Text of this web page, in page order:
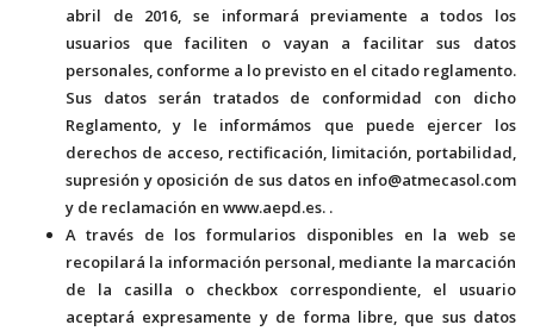
abril de 2016, se informará previamente a todos los
usuarios que faciliten o vayan a facilitar sus datos
personales, conforme a lo previsto en el citado reglamento.
Sus datos serán tratados de conformidad con dicho
Reglamento, y le informámos que puede ejercer los
derechos de acceso, rectificación, limitación, portabilidad,
supresión y oposición de sus datos en info@atmecasol.com
y de reclamación en www.aepd.es. .
A través de los formularios disponibles en la web se
recopilará la información personal, mediante la marcación
de la casilla o checkbox correspondiente, el usuario
aceptará expresamente y de forma libre, que sus datos